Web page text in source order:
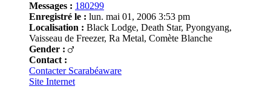
Messages : 180299
Enregistré le : lun. mai 01, 2006 3:53 pm
Localisation : Black Lodge, Death Star, Pyongyang,
Vaisseau de Freezer, Ra Metal, Comète Blanche
Gender :
Contact :
Contacter Scarabéaware
Site Internet